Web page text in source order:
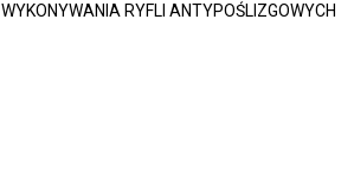
RYFLI ANTYPOŚLIZGOWYCH